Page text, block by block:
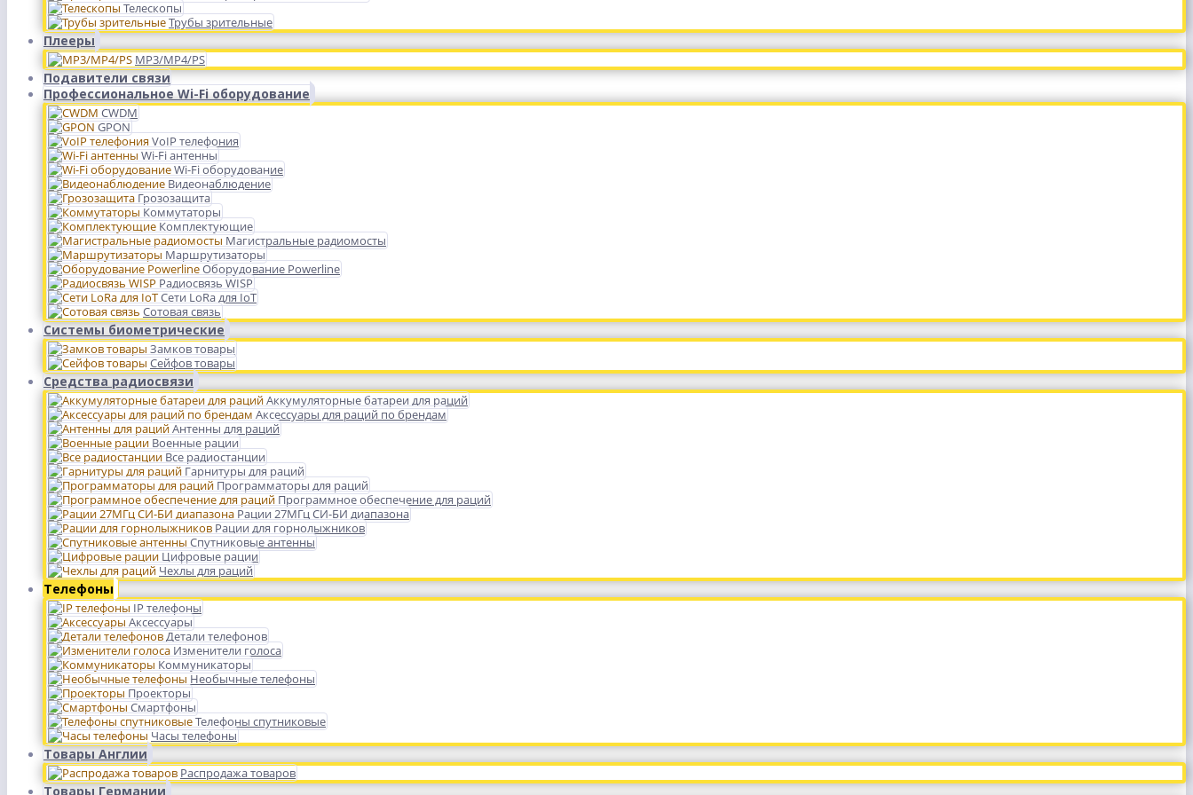
Телескопы
Трубы зрительные
Плееры
MP3/MP4/PS
Подавители связи
Профессиональное Wi-Fi оборудование
CWDM
GPON
VoIP телефония
Wi-Fi антенны
Wi-Fi оборудование
Видеонаблюдение
Грозозащита
Коммутаторы
Комплектующие
Магистральные радиомосты
Маршрутизаторы
Оборудование Powerline
Радиосвязь WISP
Сети LoRa для IoT
Сотовая связь
Системы биометрические
Замков товары
Сейфов товары
Средства радиосвязи
Аккумуляторные батареи для раций
Аксессуары для раций по брендам
Антенны для раций
Военные рации
Все радиостанции
Гарнитуры для раций
Программаторы для раций
Программное обеспечение для раций
Рации 27МГц СИ-БИ диапазона
Рации для горнолыжников
Спутниковые антенны
Цифровые рации
Чехлы для раций
Телефоны
IP телефоны
Аксессуары
Детали телефонов
Изменители голоса
Коммуникаторы
Необычные телефоны
Проекторы
Смартфоны
Телефоны спутниковые
Часы телефоны
Товары Англии
Распродажа товаров
Товары Германии